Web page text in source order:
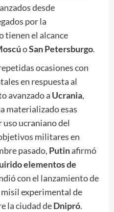
desde
por la
tienen el alcance
oSan Petersburgo.
ocasiones con
en respuesta al
avanzado a Ucrania,
materializado esas
uso ucraniano del
militares en
pasado, Putinafirmó
elementos de
con el lanzamiento de
misil experimental de
la ciudad deDnipró.